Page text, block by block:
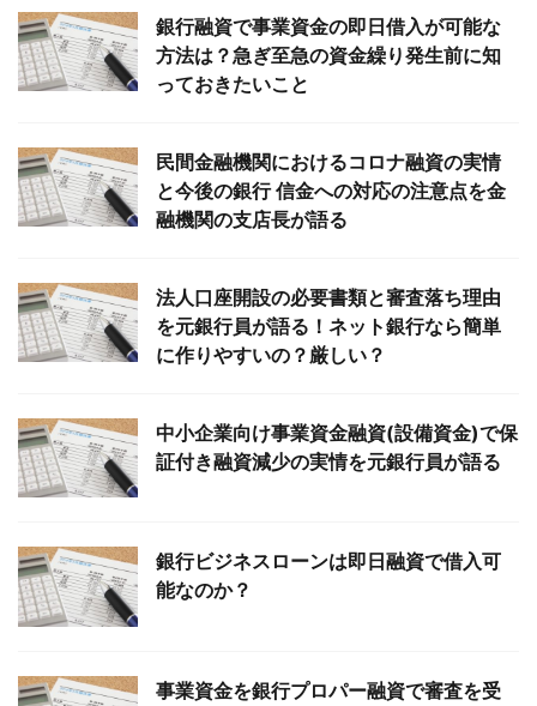
銀行融資で事業資金の即日借入が可能な
方法は？急ぎ至急の資金繰り発生前に知
っておきたいこと
民間金融機関におけるコロナ融資の実情
と今後の銀行 信金への対応の注意点を金
融機関の支店長が語る
法人口座開設の必要書類と審査落ち理由
を元銀行員が語る！ネット銀行なら簡単
に作りやすいの？厳しい？
中小企業向け事業資金融資(設備資金)で保
証付き融資減少の実情を元銀行員が語る
銀行ビジネスローンは即日融資で借入可
能なのか？
事業資金を銀行プロパー融資で審査を受